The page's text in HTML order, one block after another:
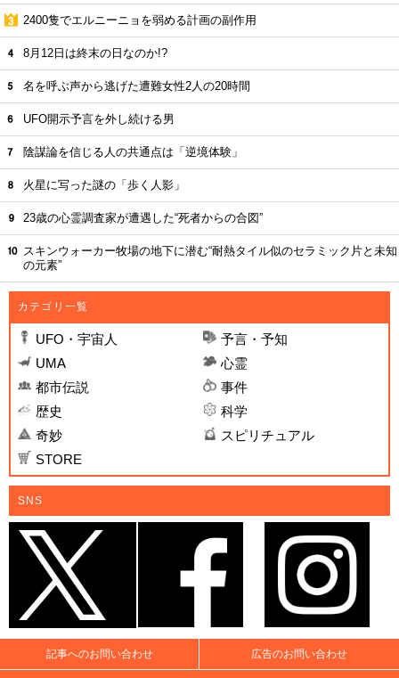
2400隻でエルニーニョを弱める計画の副作用
8月12日は終末の日なのか!?
名を呼ぶ声から逃げた遭難女性2人の20時間
UFO開示予言を外し続ける男
陰謀論を信じる人の共通点は「逆境体験」
火星に写った謎の「歩く人影」
23歳の心霊調査家が遭遇した“死者からの合図”
スキンウォーカー牧場の地下に潜む“耐熱タイル似のセラミック片と未知
の元素”
カテゴリ一覧
UFO・宇宙人
予言・予知
UMA
心霊
都市伝説
事件
歴史
科学
奇妙
スピリチュアル
STORE
SNS
記事へのお問い合わせ 広告のお問い合わせ